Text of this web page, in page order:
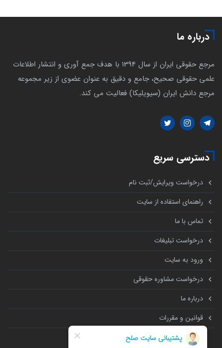
درباره ما
مرجع حقوقی ایران از سال 1394 با هدف جمع آوری و انتشار اطلاعات
علمی حقوقی صحیح، جامع و دقیق به عنوان عضوی از زیر مجموعه
مرجع دانش ایران (سیویلیکا) فعالیت می کند.
دسترسی سریع
درخواست ویرایش/ثبت نام
راهنمای استفاده از سایت
تماس با ما
درخواست تبلیغات
ورود به سایت
درخواست مشاوره حقوقی
درباره ما
قوانین و مقررات